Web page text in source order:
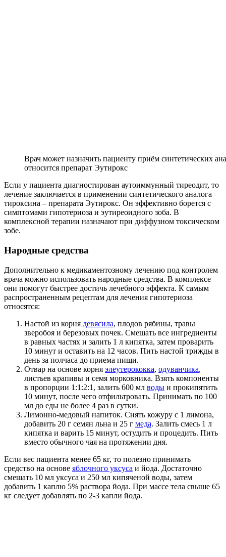
Врач может назначить пациенту приём синтетических
относится препарат Эутирокс
Если у пациента диагностирован аутоиммунный тиреодит, то
лечение заключается в применении синтетического аналога
тироксина – препарата Эутирокс. Он эффективно борется с
симптомами гипотериоза и эутиреоидного зоба. В
комплексной терапии назначают при диффузном токсическом
зобе.
Народные средства
Дополнительно к медикаментозному лечению под контролем
врача можно использовать народные средства. В комплексе
они помогут быстрее достичь лечебного эффекта. К самым
распространенным рецептам для лечения гипотериоза
относятся:
Настой из корня девясила, плодов рябины, травы
зверобоя и березовых почек. Смешать все ингредиенты
в равных частях и залить 1 л кипятка, затем проварить
10 минут и оставить на 12 часов. Пить настой трижды в
день за полчаса до приема пищи.
Отвар на основе корня элеутерококка, одуванчика,
листьев крапивы и семя морковника. Взять компоненты
в пропорции 1:1:2:1, залить 600 мл воды и прокипятить
10 минут, после чего отфильтровать. Принимать по 100
мл до еды не более 4 раз в сутки.
Лимонно-медовый напиток. Снять кожуру с 1 лимона,
добавить 20 г семян льна и 25 г меда. Залить смесь 1 л
кипятка и варить 15 минут, остудить и процедить. Пить
вместо обычного чая на протяжении дня.
Если вес пациента менее 65 кг, то полезно принимать
средство на основе яблочного уксуса и йода. Достаточно
смешать 10 мл уксуса и 250 мл кипяченой воды, затем
добавить 1 каплю 5% раствора йода. При массе тела свыше 65
кг следует добавлять по 2-3 капли йода.